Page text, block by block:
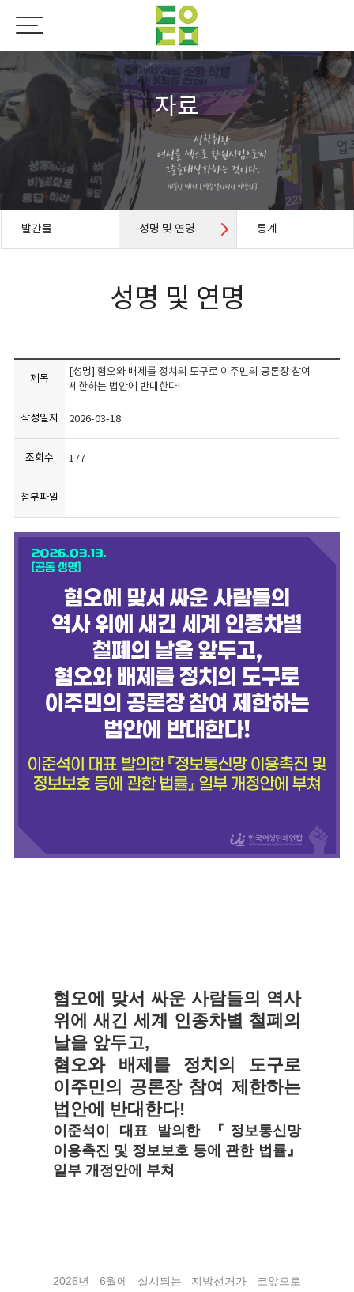
자료
발간물 성명 및 연명 통계
성명 및 연명
제목
[성명] 혐오와 배제를 정치의 도구로 이주민의 공론장 참여
제한하는 법안에 반대한다!
작성일자 2026-03-18
조회수 177
첨부파일
혐오에 맞서 싸운 사람들의 역사
위에 새긴 세계 인종차별 철폐의
날을 앞두고,
혐오와 배제를 정치의 도구로
이주민의 공론장 참여 제한하는
법안에 반대한다!
이준석이 대표 발의한 『정보통신망
이용촉진 및 정보보호 등에 관한 법률』
일부 개정안에 부쳐
2026년 6월에 실시되는 지방선거가 코앞으로